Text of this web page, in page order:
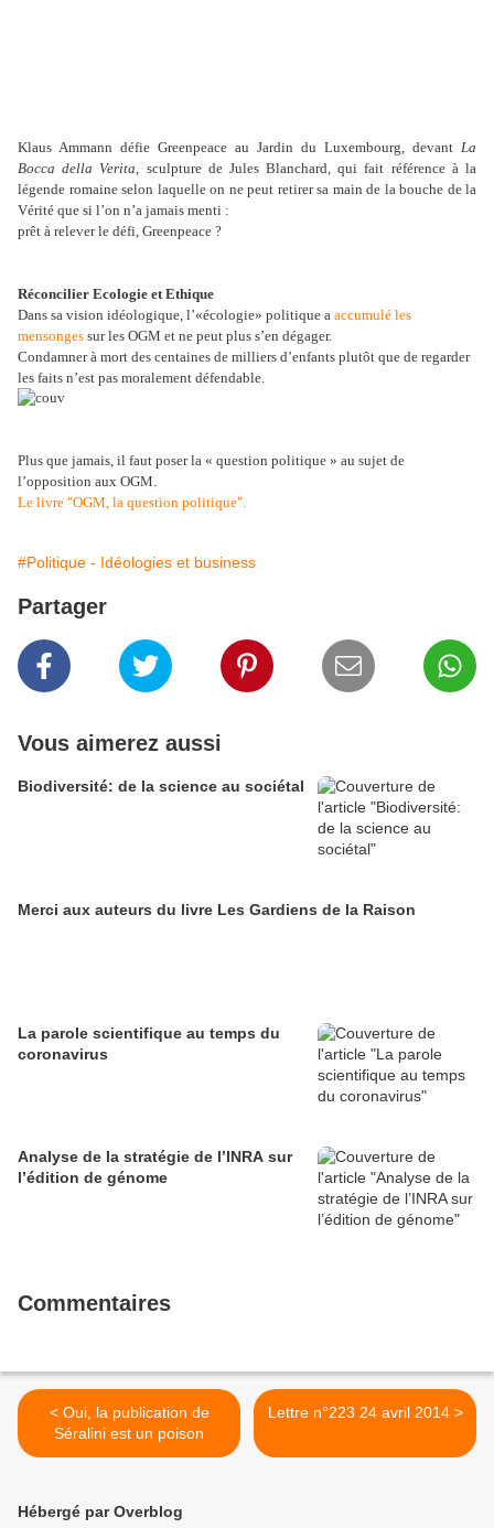
Klaus Ammann défie Greenpeace au Jardin du Luxembourg, devant La
Bocca della Verita, sculpture de Jules Blanchard, qui fait référence à la
légende romaine selon laquelle on ne peut retirer sa main de la bouche de la
Vérité que si l’on n’a jamais menti :
prêt à relever le défi, Greenpeace ?
Réconcilier Ecologie et Ethique
Dans sa vision idéologique, l’«écologie» politique a accumulé les
mensonges sur les OGM et ne peut plus s’en dégager.
Condamner à mort des centaines de milliers d’enfants plutôt que de regarder
les faits n’est pas moralement défendable.
Plus que jamais, il faut poser la « question politique » au sujet de
l’opposition aux OGM.
Le livre "OGM, la question politique".
#Politique - Idéologies et business
Partager
Vous aimerez aussi
Biodiversité: de la science au sociétal
Merci aux auteurs du livre Les Gardiens de la Raison
La parole scientifique au temps du
coronavirus
Analyse de la stratégie de l’INRA sur
l’édition de génome
Commentaires
< Oui, la publication de
Séralini est un poison
Lettre n°223 24 avril 2014 >
Hébergé par Overblog